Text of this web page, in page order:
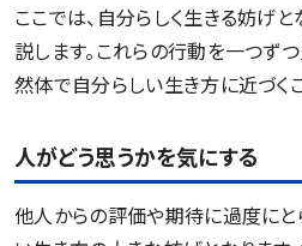
ここでは、自分らしく生きる妨げ
説します。これらの行動を一つず
然体で自分らしい生き方に近づく
人がどう思うかを気にする
他人からの評価や期待に過度にと